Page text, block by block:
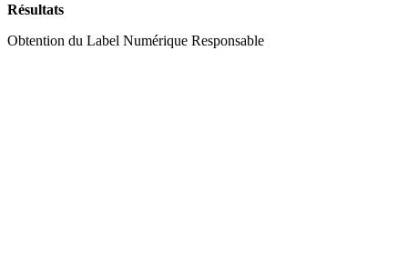
Résultats
Obtention du Label Numérique Responsable